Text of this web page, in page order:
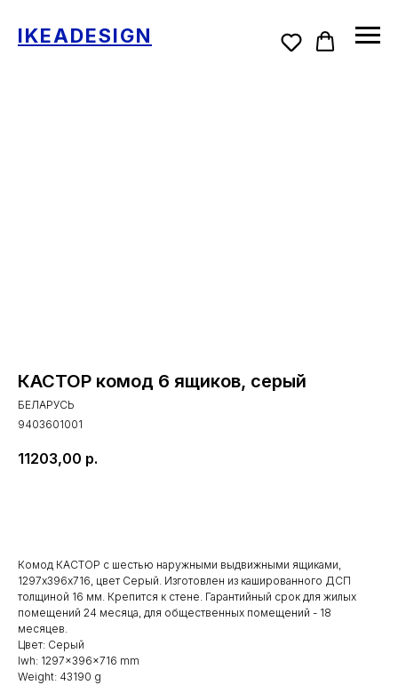
IKEADESIGN
КАСТОР комод 6 ящиков, серый
БЕЛАРУСЬ
9403601001
11203,00 р.
Комод КАСТОР с шестью наружными выдвижными ящиками,
1297х396х716, цвет Серый. Изготовлен из кашированного ДСП
толщиной 16 мм. Крепится к стене. Гарантийный срок для жилых
помещений 24 месяца, для общественных помещений - 18
месяцев.
Цвет: Серый
lwh: 1297x396x716 mm
Weight: 43190 g